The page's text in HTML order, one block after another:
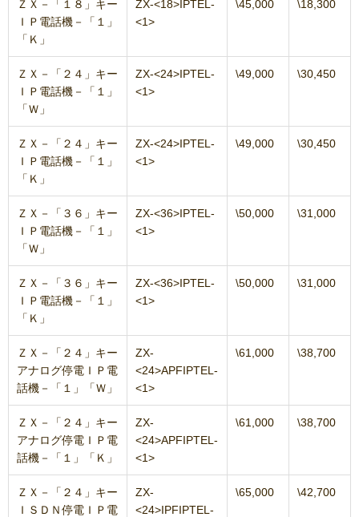
ＺＸ－「１８」キー
ＩＰ電話機－「１」
「Ｋ」
ZX-<18>IPTEL-
<1>
\45,000 \18,300
ＺＸ－「２４」キー
ＩＰ電話機－「１」
「Ｗ」
ZX-<24>IPTEL-
<1>
\49,000 \30,450
ＺＸ－「２４」キー
ＩＰ電話機－「１」
「Ｋ」
ZX-<24>IPTEL-
<1>
\49,000 \30,450
ＺＸ－「３６」キー
ＩＰ電話機－「１」
「Ｗ」
ZX-<36>IPTEL-
<1>
\50,000 \31,000
ＺＸ－「３６」キー
ＩＰ電話機－「１」
「Ｋ」
ZX-<36>IPTEL-
<1>
\50,000 \31,000
ＺＸ－「２４」キー
アナログ停電ＩＰ電
話機－「１」「Ｗ」
ZX-
<24>APFIPTEL-
<1>
\61,000 \38,700
ＺＸ－「２４」キー
アナログ停電ＩＰ電
話機－「１」「Ｋ」
ZX-
<24>APFIPTEL-
<1>
\61,000 \38,700
ＺＸ－「２４」キー
ＩＳＤＮ停電ＩＰ電
ZX-
<24>IPFIPTEL-
\65,000 \42,700